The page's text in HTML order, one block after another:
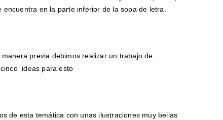
en la parte inferior de la sopa de letra.
previa debimos realizar un trabajo de
ideas para esto
de esta temática con unas ilustraciones muy bellas